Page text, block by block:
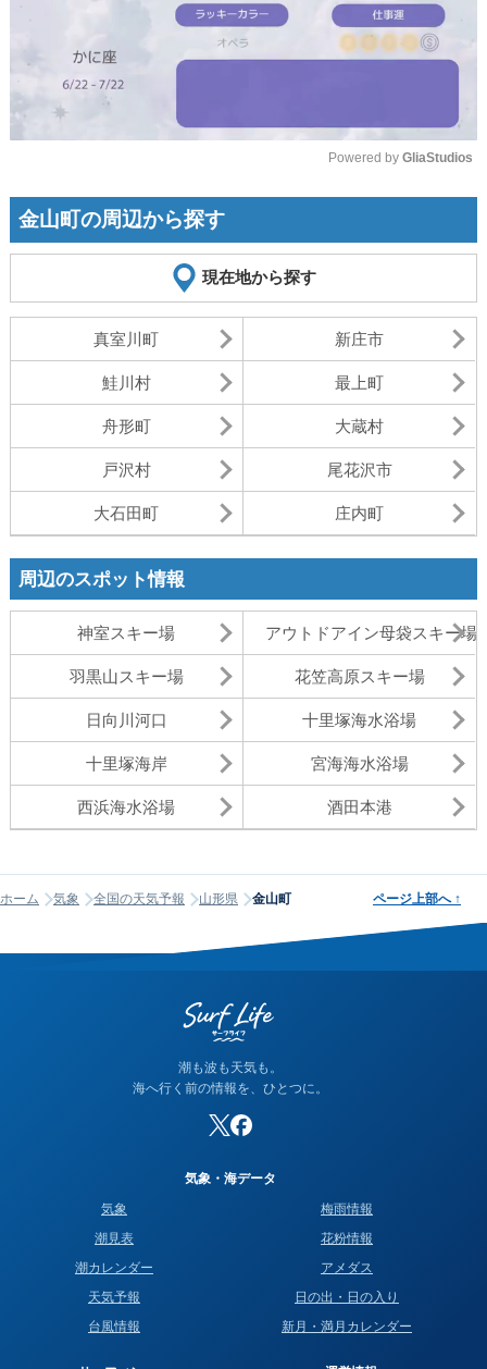
Mute
Powered by GliaStudios
金山町の周辺から探す
現在地から探す
真室川町 新庄市
鮭川村 最上町
舟形町 大蔵村
戸沢村 尾花沢市
大石田町 庄内町
周辺のスポット情報
神室スキー場 アウトドアイン母袋スキー場
羽黒山スキー場 花笠高原スキー場
日向川河口 十里塚海水浴場
十里塚海岸 宮海海水浴場
西浜海水浴場 酒田本港
ホーム 気象 全国の天気予報 山形県 金山町 ページ上部へ ↑
潮も波も天気も。
海へ行く前の情報を、ひとつに。
気象・海データ
気象
潮見表
潮カレンダー
天気予報
台風情報
梅雨情報
花粉情報
アメダス
日の出・日の入り
新月・満月カレンダー